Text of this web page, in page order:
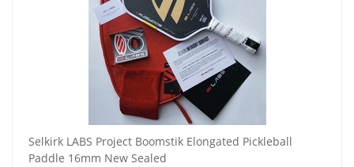
Selkirk LABS Project Boomstik Elongated Pickleball
Paddle 16mm New Sealed